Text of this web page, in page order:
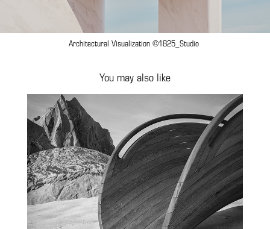
Architectural Visualization ©1825_Studio
You may also like
To Meet Halfway installation
2024